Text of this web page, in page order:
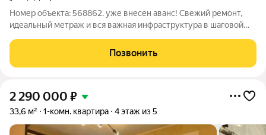
Номер объекта: 568862. уже внесен аванс! Свежий ремонт,
идеальный метраж и вся важная инфраструктура в шаговой
третьем этаже . Это предложение для тех, кто ценит комфорт,
продуманное
Позвонить
2 290 000 ₽
33,6 м² 1-комн. квартира 4 этаж из 5